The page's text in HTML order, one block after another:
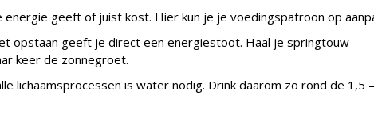
geeft of juist kost. Hier kun je je voedingspatroon op
opstaan geeft je direct een energiestoot. Haal je springtouw
keer de zonnegroet.
lichaamsprocessen is water nodig. Drink daarom zo rond de 1,5